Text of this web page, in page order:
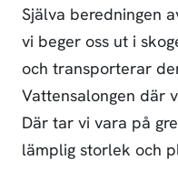
Själva beredningen
vi beger oss ut i
och transporterar
Vattensalongen där
Där tar vi vara på
lämplig storlek och